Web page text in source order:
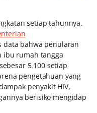
setiap tahunnya.
data bahwa penularan
ibu rumah tangga
5.100 setiap
pengetahuan yang
penyakit HIV,
berisiko mengidap